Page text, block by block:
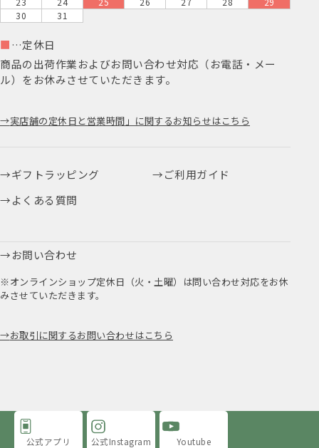
30
31
■ …定休日
商品の出荷作業およびお問い合わせ対応（お電話・メー
ル）をお休みさせていただきます。
実店舗の定休日と営業時間」に関するお知らせはこちら
ギフトラッピング
ご利用ガイド
よくある質問
お問い合わせ
※オンラインショップ定休日（火・土曜）は問い合わせ対応をお休
みさせていただきます。
お取引に関するお問い合わせはこちら
公式アプリ 公式Instagram Youtube